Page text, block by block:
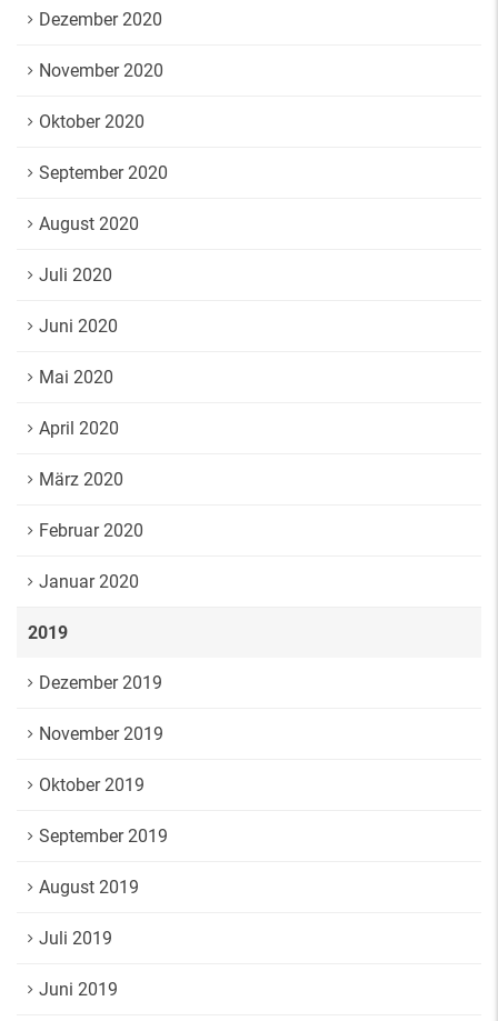
Dezember 2020
November 2020
Oktober 2020
September 2020
August 2020
Juli 2020
Juni 2020
Mai 2020
April 2020
März 2020
Februar 2020
Januar 2020
2019
Dezember 2019
November 2019
Oktober 2019
September 2019
August 2019
Juli 2019
Juni 2019